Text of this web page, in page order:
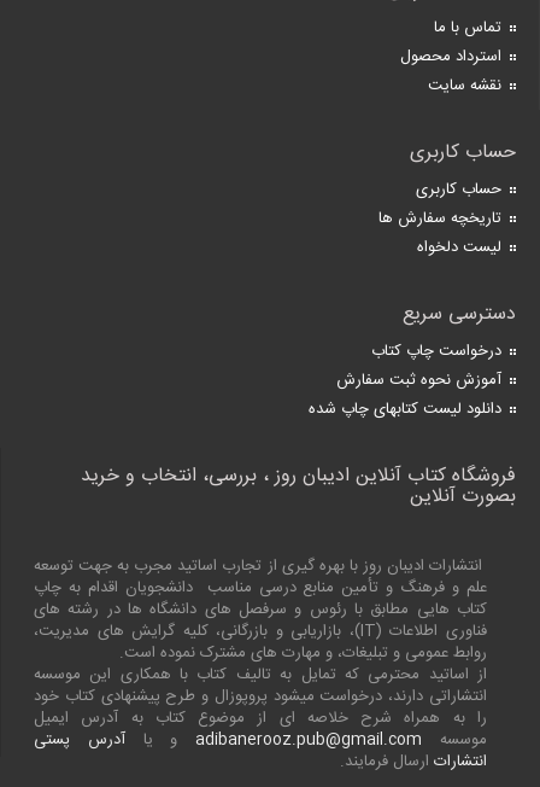
تماس با ما
استرداد محصول
نقشه سایت
حساب کاربری
حساب کاربری
تاریخچه سفارش ها
لیست دلخواه
دسترسی سریع
درخواست چاپ کتاب
آموزش نحوه ثبت سفارش
دانلود لیست کتابهای چاپ شده
فروشگاه کتاب آنلاین ادیبان روز ، بررسی، انتخاب و خرید
بصورت آنلاین
انتشارات ادیبان روز با بهره گیری از تجارب اساتید مجرب به جهت توسعه
علم و فرهنگ و تأمین منابع درسی مناسب دانشجویان اقدام به چاپ
کتاب هایی مطابق با رئوس و سرفصل های دانشگاه ها در رشته های
فناوری اطلاعات (IT)، بازاریابی و بازرگانی، کلیه گرایش های مدیریت،
روابط عمومی و تبلیغات، و مهارت های مشترک نموده است.
از اساتید محترمی که تمایل به تالیف کتاب با همکاری این موسسه
انتشاراتی دارند، درخواست میشود پروپوزال و طرح پیشنهادی کتاب خود
را به همراه شرح خلاصه ای از موضوع کتاب به آدرس ایمیل
موسسه adibanerooz.pub@gmail.comو یاآدرس پستی
انتشارات ارسال فرمایند.